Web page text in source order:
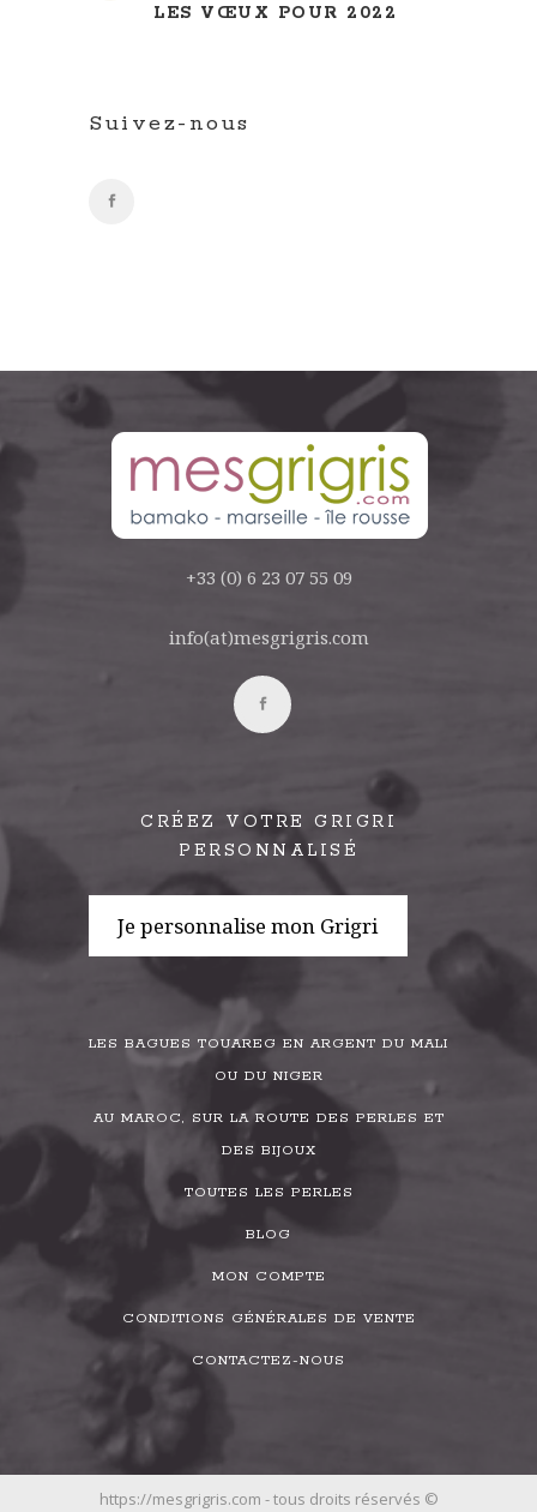
LES VŒUX POUR 2022
Suivez-nous
+33 (0) 6 23 07 55 09
info(at)mesgrigris.com
CRÉEZ VOTRE GRIGRI
PERSONNALISÉ
Je personnalise mon Grigri
LES BAGUES TOUAREG EN ARGENT DU MALI
OU DU NIGER
AU MAROC, SUR LA ROUTE DES PERLES ET
DES BIJOUX
TOUTES LES PERLES
BLOG
MON COMPTE
CONDITIONS GÉNÉRALES DE VENTE
CONTACTEZ-NOUS
https://mesgrigris.com - tous droits réservés ©